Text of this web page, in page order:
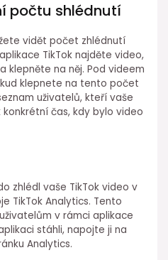
počtu shlédnutí
vidět počet zhlédnutí
TikTok najděte video,
na něj. Pod videem
klepnete na tento počet
uživatelů, kteří vaše
čas, kdy bylo video
zhlédl vaše TikTok video v
TikTok Analytics. Tento
v rámci aplikace
stáhli, napojte ji na
Analytics.